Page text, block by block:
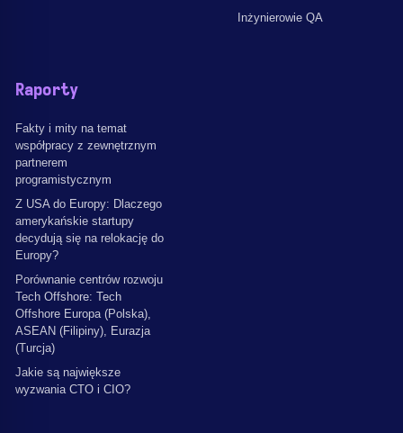
Inżynierowie QA
Raporty
Fakty i mity na temat
współpracy z zewnętrznym
partnerem
programistycznym
Z USA do Europy: Dlaczego
amerykańskie startupy
decydują się na relokację do
Europy?
Porównanie centrów rozwoju
Tech Offshore: Tech
Offshore Europa (Polska),
ASEAN (Filipiny), Eurazja
(Turcja)
Jakie są największe
wyzwania CTO i CIO?